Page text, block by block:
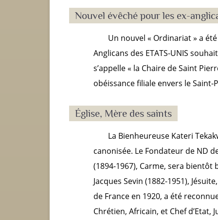
Nouvel évêché pour les ex-
Un nouvel « Ordinariat » a été
Anglicans des ETATS-UNIS
s’appelle « la Chaire de Saint
obéissance filiale envers le Saint-
Église, Mère des saints
La Bienheureuse Kateri
canonisée. Le Fondateur de ND
(1894-1967), Carme, sera bientôt
Jacques Sevin (1882-1951),
de France en 1920, a été
Chrétien, Africain, et Chef d’Etat,